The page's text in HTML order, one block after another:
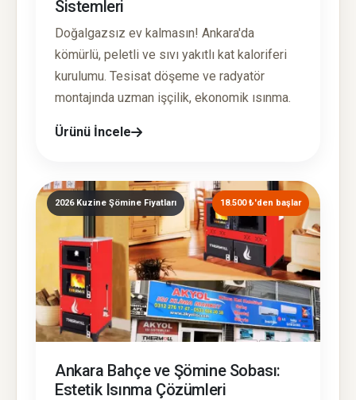
Sistemleri
Doğalgazsız ev kalmasın! Ankara'da
kömürlü, peletli ve sıvı yakıtlı kat kaloriferi
kurulumu. Tesisat döşeme ve radyatör
montajında uzman işçilik, ekonomik ısınma.
Ürünü İncele
2026 Kuzine Şömine Fiyatları 18.500 ₺'den başlar
Ankara Bahçe ve Şömine Sobası:
Estetik Isınma Çözümleri